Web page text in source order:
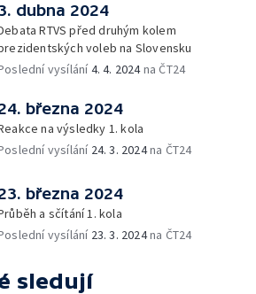
dubna 2024
RTVS před druhým kolem
voleb na Slovensku
vysílání4. 4. 2024na ČT24
března 2024
na výsledky 1. kola
vysílání 24. 3. 2024na ČT24
března 2024
a sčítání 1. kola
vysílání 23. 3. 2024na ČT24
sledují